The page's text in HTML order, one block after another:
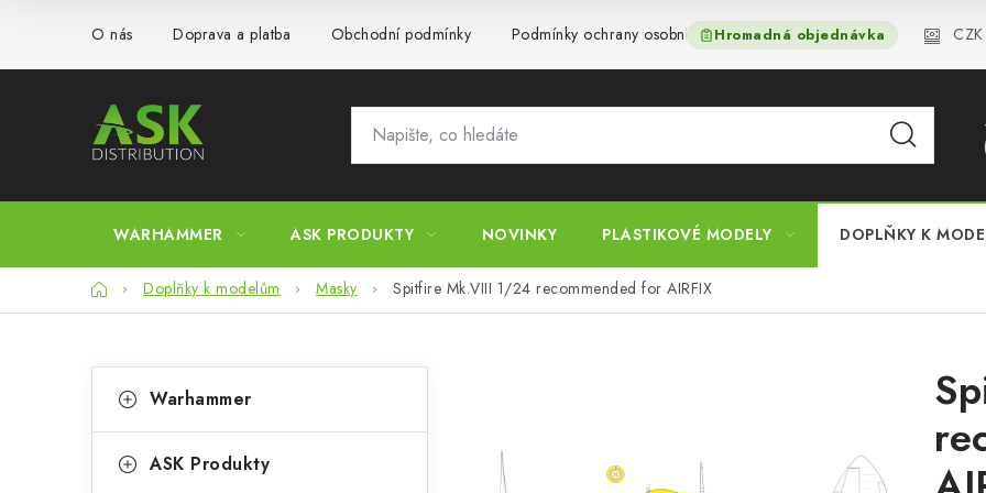
obsah
O nás Doprava a platba Obchodní podmínky Podmínky ochrany osobních údajů Reklamační řád
Hromadná objednávka CZK
WARHAMMER ASK PRODUKTY NOVINKY PLASTIKOVÉ MODELY DOPLŇKY K
DomůDoplňky k modelům Masky Spitfire Mk.VIII 1/24 recommended for AIRFIX
okategorie
a
Warhammer
ASK Produkty